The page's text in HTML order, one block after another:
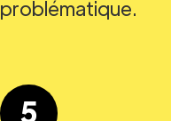
problématique.
5